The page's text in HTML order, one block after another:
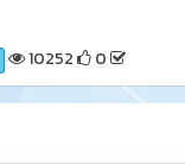
10252 0